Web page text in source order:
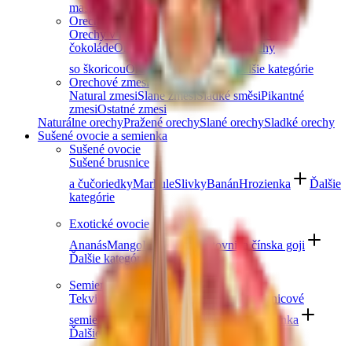
maslá a pasty
Ďalšie kategórie
Orechy v čokoláde
Orechy v horkej čokoláde
Orechy v mliečnej
čokoládeOrechy v bielej čokoláde
Orechy
so škoricouOrechy v tiramisu
Ďalšie kategórie
Orechové zmesi
Natural zmesiSlané zmesiSladké směsiPikantné
zmesiOstatné zmesi
Naturálne orechyPražené orechySlané orechySladké orechy
Sušené ovocie a semienka
Sušené ovocie
Sušené brusnice
a čučoriedkyMarhuleSlivkyBanánHrozienka
Ďalšie
kategórie
Exotické ovocie
AnanásMangoDatle Figy
Kustovnica čínska goji
Ďalšie kategórie
Semienka
Tekvicové semienka
Chia semienka
Slnečnicové
semienka
Konopné semienka
Ďalšie kategórie